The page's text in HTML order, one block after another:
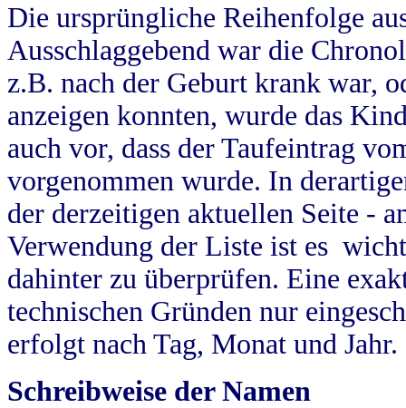
Die ursprüngliche Reihenfolge
Ausschlaggebend war die
z.B. nach der Geburt krank war,
anzeigen konnten, wurde das
auch vor, dass der Taufeintrag
vorgenommen wurde. In
der derzeitigen aktuellen Seite -
Verwendung der Liste ist es
dahinter zu überprüfen. Eine
technischen Gründen nur
erfolgt nach Tag, Monat und Jahr.
Schreibweise der Namen